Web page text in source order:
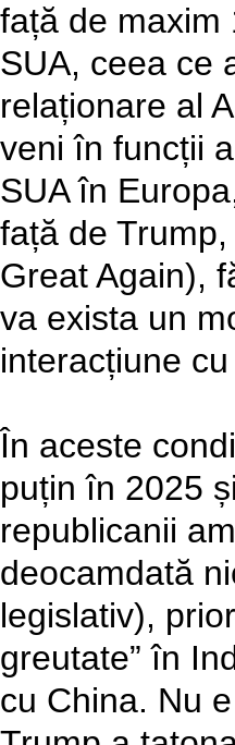
față de maxim
SUA, ceea ce
relaționare al
veni în funcții
SUA în
față de
Great Again),
va exista un
interacțiune
În aceste
puțin în 2025
republicanii
deocamdată
legislativ),
greutate” în
cu China. Nu